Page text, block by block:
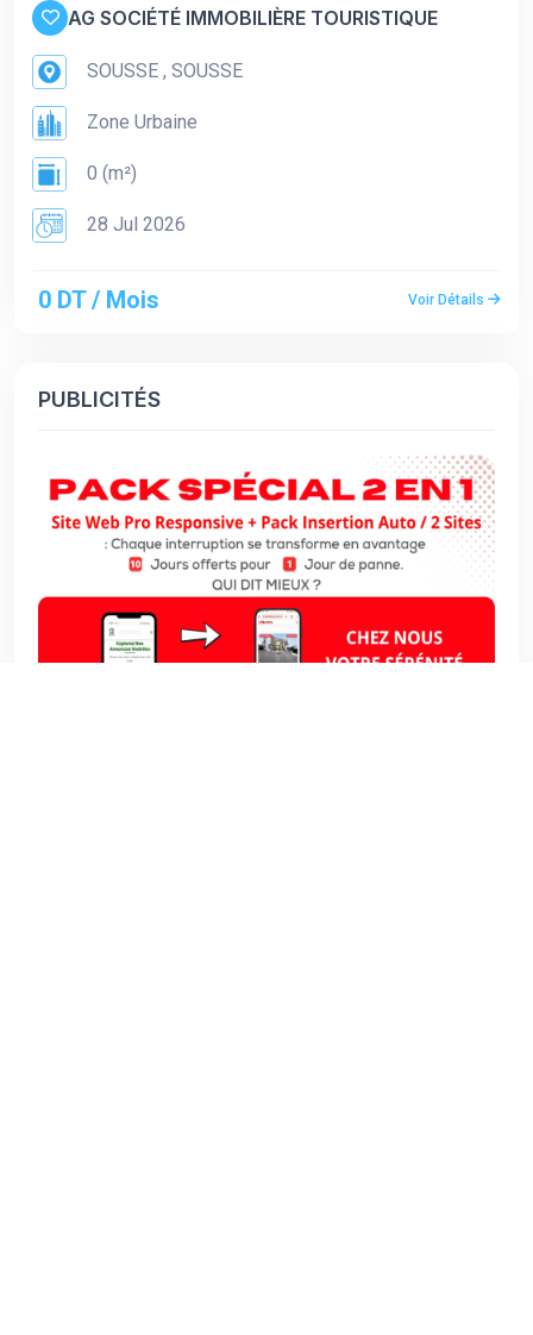
AG SOCIÉTÉ IMMOBILIÈRE TOURISTIQUE
SOUSSE , SOUSSE
Zone Urbaine
0 (m²)
28 Jul 2026
0 DT / Mois Voir Détails
PUBLICITÉS